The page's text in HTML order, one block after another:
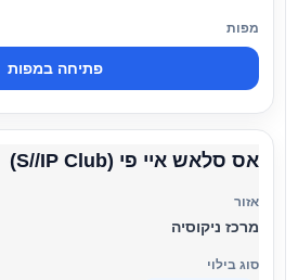
פתיחה במפות
אס סלאש איי פי (S//IP Club)
מרכז ניקוסיה